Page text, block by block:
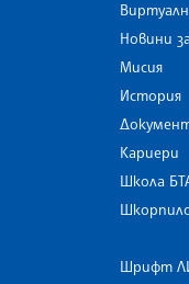
Новини
Мисия
История
Кариери
Школа
Шрифт